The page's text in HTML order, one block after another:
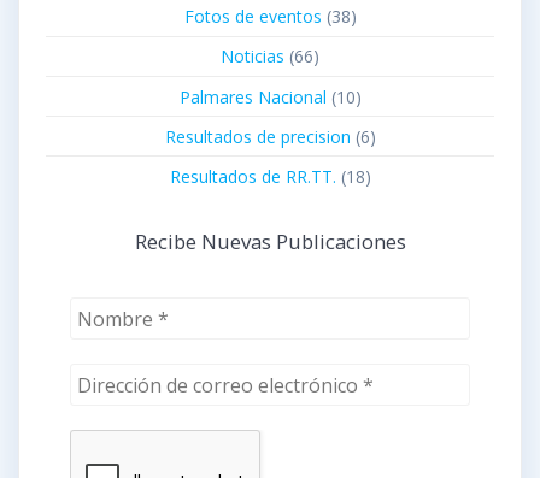
Fotos de eventos (38)
Noticias (66)
Palmares Nacional (10)
Resultados de precision (6)
Resultados de RR.TT. (18)
Recibe Nuevas Publicaciones